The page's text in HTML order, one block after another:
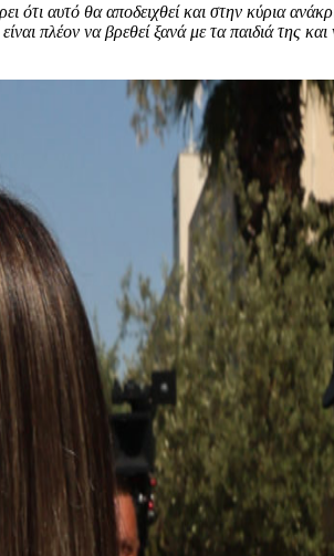
ότι αυτό θα αποδειχθεί και στην κύρια
πλέον να βρεθεί ξανά με τα παιδιά της